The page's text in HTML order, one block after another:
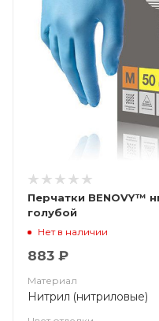
Перчатки BENOVY™
голубой
Нет в наличии
883 ₽
Материал
Нитрил (нитриловые)